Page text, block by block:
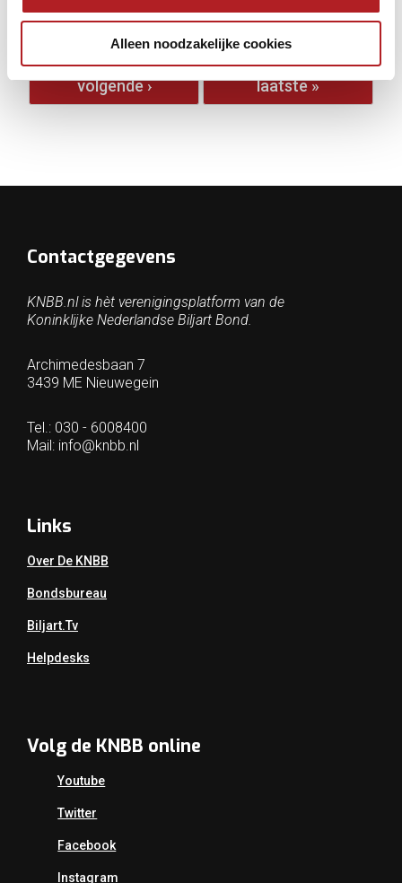
Alleen noodzakelijke cookies
Pagina's
1
2 3 4 5
volgende › laatste »
Contactgegevens
KNBB.nl is hèt verenigingsplatform van de
Koninklijke Nederlandse Biljart Bond.
Archimedesbaan 7
3439 ME Nieuwegein
Tel.: 030 - 6008400
Mail: info@knbb.nl
Links
Over De KNBB
Bondsbureau
Biljart.tv
Helpdesks
Volg de KNBB online
Youtube
Twitter
Facebook
Instagram